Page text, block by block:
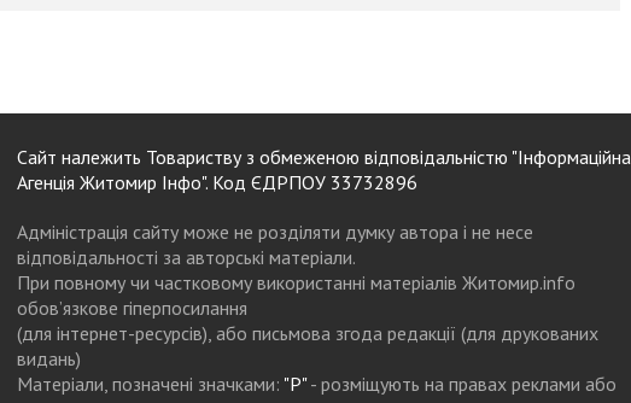
Сайт належить Товариству з обмеженою відповідальністю "Інформаційна
Агенція Житомир Інфо". Код ЄДРПОУ 33732896
Адміністрація сайту може не розділяти думку автора і не несе
відповідальності за авторські матеріали.
При повному чи частковому використанні матеріалів Житомир.info
обов’язкове гіперпосилання
(для інтернет-ресурсів), або письмова згода редакції (для друкованих
видань)
Матеріали, позначені значками: "Р"- розміщують на правах реклами або